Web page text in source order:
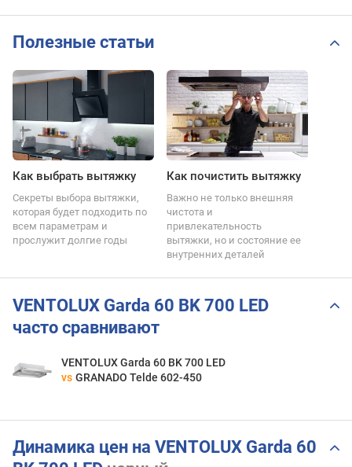
Полезные статьи
Как выбрать вытяжку
Секреты выбора вытяжки,
которая будет подходить по
всем параметрам и
прослужит долгие годы
Как почистить вытяжку
Важно не только внешняя
чистота и
привлекательность
вытяжки, но и состояние ее
внутренних деталей
VENTOLUX Garda 60 BK 700 LED
часто сравнивают
VENTOLUX Garda 60 BK 700 LED
vs GRANADO Telde 602-450
Динамика цен на VENTOLUX Garda 60